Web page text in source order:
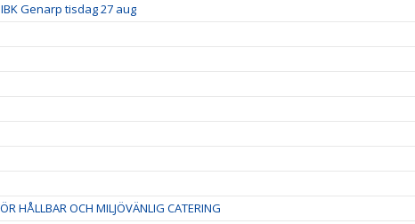
Genarp tisdag 27 aug
HÅLLBAR OCH MILJÖVÄNLIG CATERING